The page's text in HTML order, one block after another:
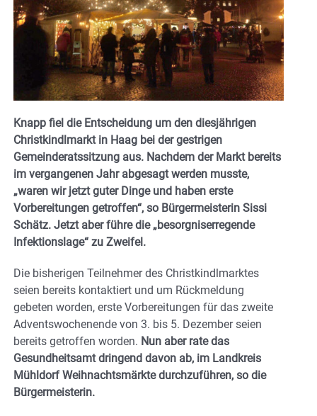
Knapp fiel die Entscheidung um den diesjährigen
Christkindlmarkt in Haag bei der gestrigen
Gemeinderatssitzung aus. Nachdem der Markt bereits
im vergangenen Jahr abgesagt werden musste,
„waren wir jetzt guter Dinge und haben erste
Vorbereitungen getroffen“, so Bürgermeisterin Sissi
Schätz. Jetzt aber führe die „besorgniserregende
Infektionslage“ zu Zweifel.
Die bisherigen Teilnehmer des Christkindlmarktes
seien bereits kontaktiert und um Rückmeldung
gebeten worden, erste Vorbereitungen für das zweite
Adventswochenende von 3. bis 5. Dezember seien
bereits getroffen worden. Nun aber rate das
Gesundheitsamt dringend davon ab, im Landkreis
Mühldorf Weihnachtsmärkte durchzuführen, so die
Bürgermeisterin.